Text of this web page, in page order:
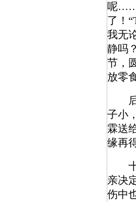
呢……
了！
我无
静吗
节，
放零
后
子小
霖送
缘再
十
亲决
伤中